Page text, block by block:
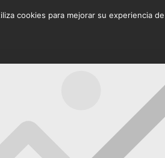
cookies para mejorar su experiencia